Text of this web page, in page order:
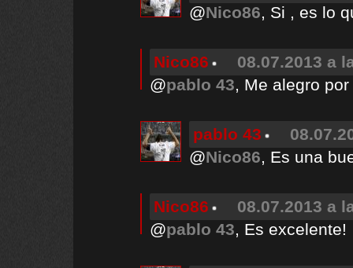
@Nico86, Si , es lo
Nico86
08.07.2013 a
@pablo 43, Me alegro
pablo 43
@Nico86, Es una
Nico86
08.07.2013 a
@pablo 43, Es excelente!